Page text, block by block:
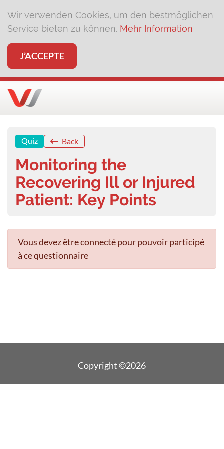
Wir verwenden Cookies, um den bestmöglichen
Service bieten zu können. Mehr Information
J’ACCEPTE
Quiz Back
Monitoring the
Recovering Ill or Injured
Patient: Key Points
Vous devez être connecté pour pouvoir participé
à ce questionnaire
Copyright ©2026